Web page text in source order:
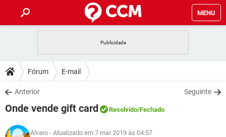
MENU
CELULAR
OUTLOOK
INSTAGRAM GMAIL
GUIA DE COMPRAS
DICAS
JOGOS
INSTAGRAM GMAIL
DOWNLOADS
JOGOS WHATSAPP
CELULAR
JOGOS WHATSAPP
Fórum E-mail
Anterior Seguinte
Onde vende gift card Resolvido/Fechado
Alvaro - Atualizado em 7 mar 2019 às 04:57